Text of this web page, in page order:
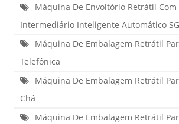
Máquina De Envoltório Retrátil Com
Intermediário Inteligente Automático
Máquina De Embalagem Retrátil
Telefônica
Máquina De Embalagem Retrátil
Chá
Máquina De Embalagem Retrátil